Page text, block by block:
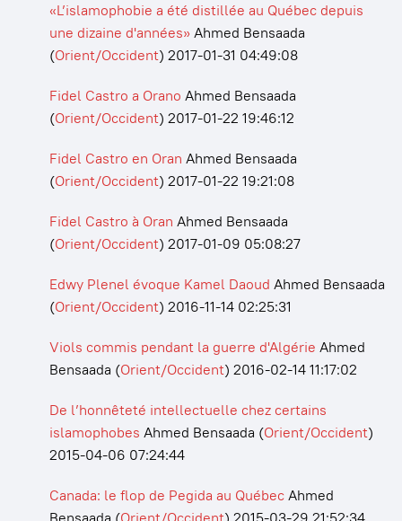
«L’islamophobie a été distillée au Québec depuis
une dizaine d'années» Ahmed Bensaada
(Orient/Occident) 2017-01-31 04:49:08
Fidel Castro a Orano Ahmed Bensaada
(Orient/Occident) 2017-01-22 19:46:12
Fidel Castro en Oran Ahmed Bensaada
(Orient/Occident) 2017-01-22 19:21:08
Fidel Castro à Oran Ahmed Bensaada
(Orient/Occident) 2017-01-09 05:08:27
Edwy Plenel évoque Kamel Daoud Ahmed Bensaada
(Orient/Occident) 2016-11-14 02:25:31
Viols commis pendant la guerre d'Algérie Ahmed
Bensaada (Orient/Occident) 2016-02-14 11:17:02
De l’honnêteté intellectuelle chez certains
islamophobes Ahmed Bensaada (Orient/Occident)
2015-04-06 07:24:44
Canada: le flop de Pegida au QuébecAhmed